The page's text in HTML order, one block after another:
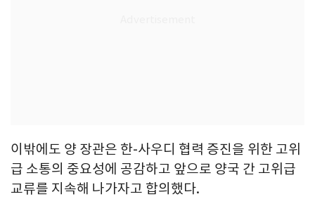
이밖에도 양 장관은 한-사우디 협력 증진을 위한 고위
급 소통의 중요성에 공감하고 앞으로 양국 간 고위급
교류를 지속해 나가자고 합의했다.